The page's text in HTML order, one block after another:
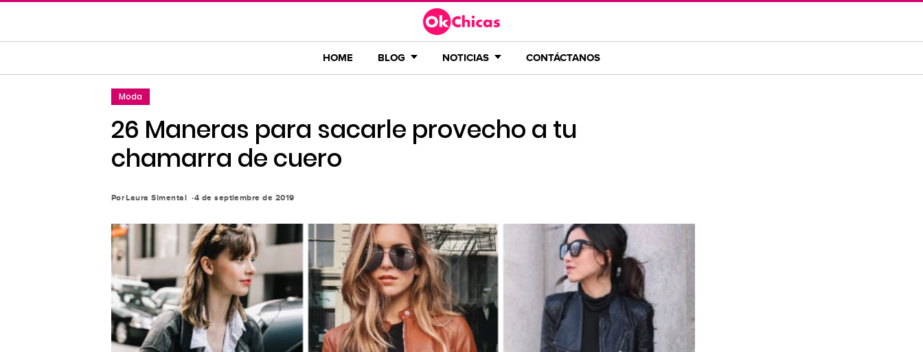
contenido
HOME BLOG NOTICIAS CONTÁCTANOS
Moda
26 Maneras para sacarle provecho a tu
chamarra de cuero
PorLaura Simental 4 de septiembre de 2019